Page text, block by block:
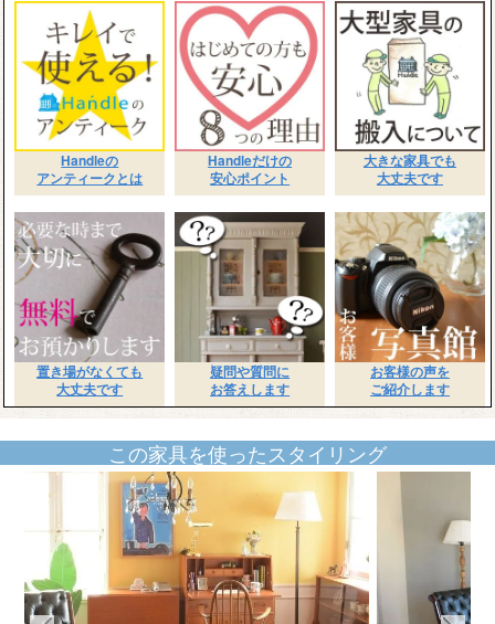
Handleの
アンティークとは
Handleだけの
安心ポイント
大きな家具でも
大丈夫です
置き場がなくても
大丈夫です
疑問や質問に
お答えします
お客様の声を
ご紹介します
この家具を使ったスタイリング